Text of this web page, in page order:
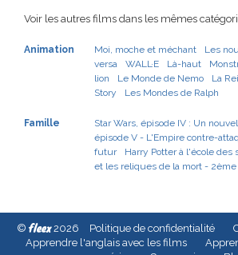
Voir les autres films dans les mêmes
Animation Moi, moche et méchant Les
versa
WALL·E Là-haut
lion
Le Monde de Nemo La
Story
Les Mondes de Ralph
Famille Star Wars, épisode IV : Un
épisode V - L'Empire contre-
futur
Harry Potter à l'école des
et les reliques de la mort -
© fleex2026 Politique de confidentialité
Apprendre l'anglais avec les films